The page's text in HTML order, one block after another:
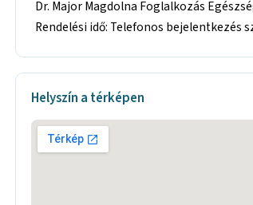
Dr. Major Magdolna Foglalkozás
Rendelési idő: Telefonos bejelentkezés
Helyszín a térképen